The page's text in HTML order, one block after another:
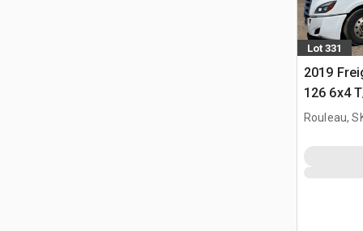
Lot 331
2019
126 6x4
Tractor
Rouleau,